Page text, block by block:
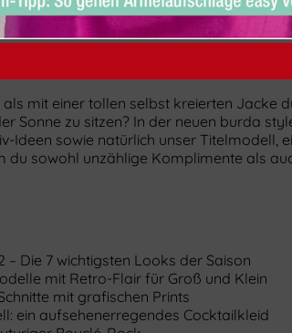
mit einer tollen selbst kreierten
Sonne zu sitzen? In der neuen burda
Ideen sowie natürlich unser
sowohl unzählige Komplimente als
Die 7 wichtigsten Looks der Saison
mit Retro-Flair für Groß und Klein
mit grafischen Prints
ein aufsehenerregendes Cocktailkleid